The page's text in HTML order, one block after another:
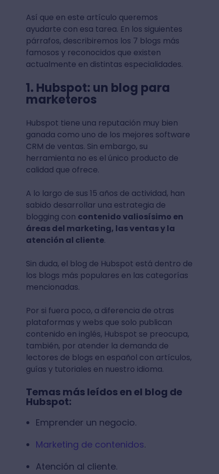
Así que en este artículo queremos
ayudarte con esa tarea. En los siguientes
párrafos, describiremos los 7 blogs más
famosos y reconocidos que existen
actualmente en distintas especialidades.
1. Hubspot: un blog para
marketeros
Hubspot tiene una reputación muy bien
ganada como uno de los mejores software
CRM de ventas. Sin embargo, su
herramienta no es el único producto de
calidad que ofrece.
A lo largo de sus 15 años de actividad, han
sabido desarrollar una estrategia de
blogging con contenido valiosísimo en
áreas del marketing, las ventas y la
atención al cliente.
Sin duda, el blog de Hubspot está dentro de
los blogs más populares en las categorías
mencionadas.
Por si fuera poco, a diferencia de otras
plataformas y webs que solo publican
contenido en inglés, Hubspot se preocupa,
también, por atender la demanda de
lectores de blogs en español con artículos,
guías y tutoriales en nuestro idioma.
Temas más leídos en el blog de
Hubspot:
Emprender un negocio.
Marketing de contenidos.
Atención al cliente.